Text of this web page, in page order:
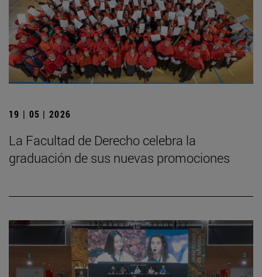
19 | 05 | 2026
La Facultad de Derecho celebra la
graduación de sus nuevas promociones